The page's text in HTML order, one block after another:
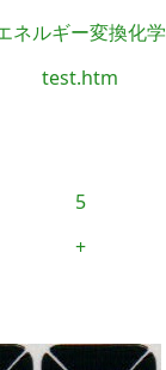
ネルギー変換化学
test.htm
5
+